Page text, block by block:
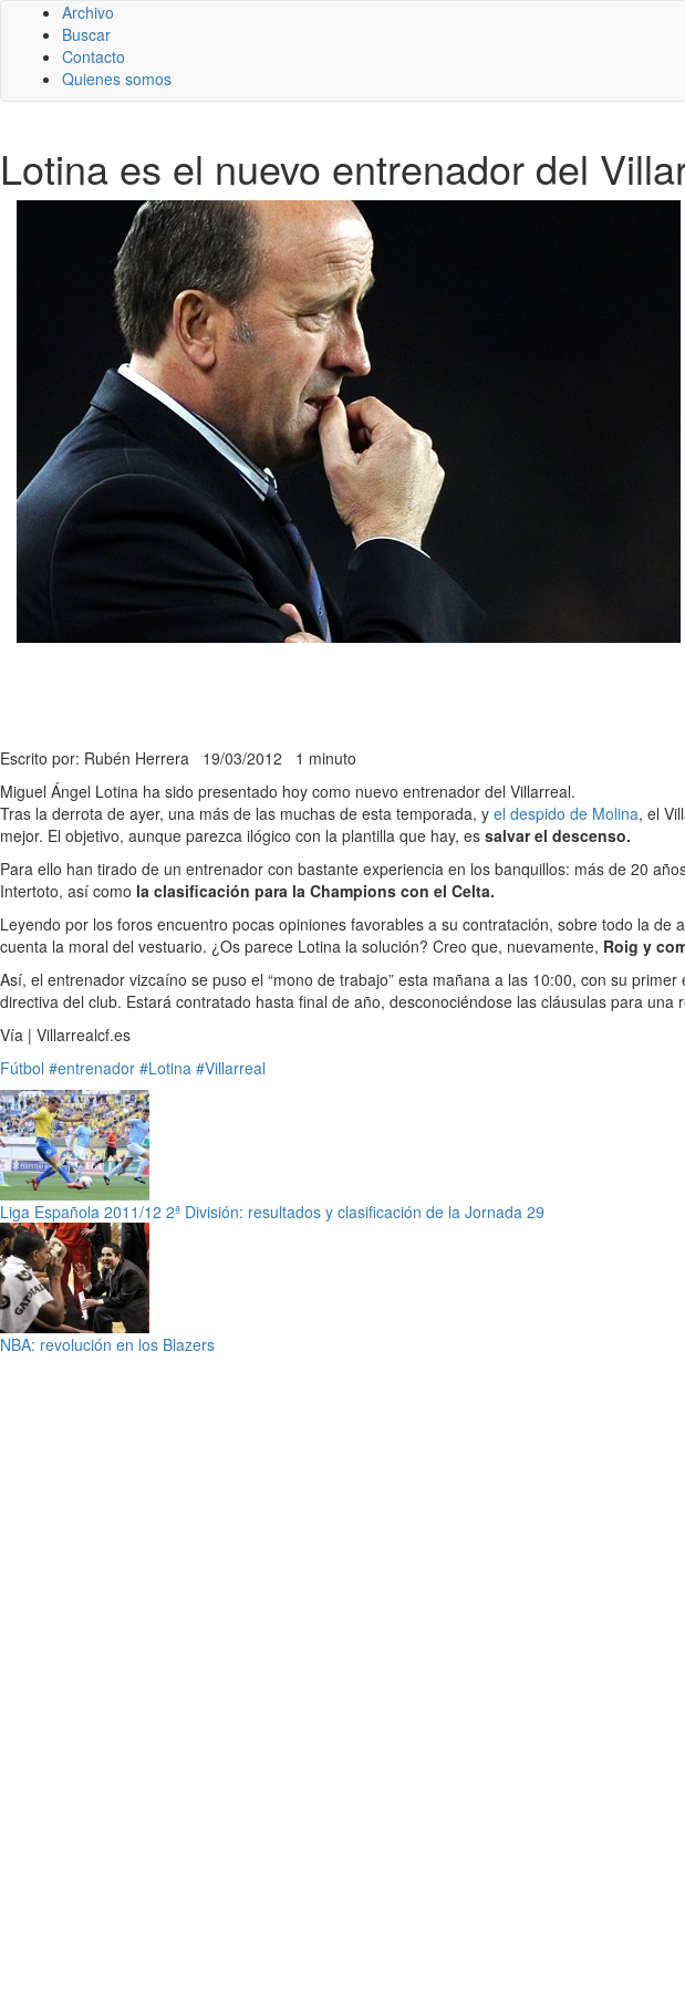
Archivo
Buscar
Contacto
Quienes somos
Lotina es el nuevo entrenador del
Escrito por: Rubén Herrera 19/03/2012 1 minuto
Miguel Ángel Lotina ha sido presentado hoy como nuevo entrenador del Villarreal.
Tras la derrota de ayer, una más de las muchas de esta temporada, y el despido de Molina, el
mejor. El objetivo, aunque parezca ilógico con la plantilla que hay, es salvar el descenso.
Para ello han tirado de un entrenador con bastante experiencia en los banquillos: más de 20
Intertoto, así como la clasificación para la Champions con el Celta.
Leyendo por los foros encuentro pocas opiniones favorables a su contratación, sobre todo la
cuenta la moral del vestuario. ¿Os parece Lotina la solución? Creo que, nuevamente, Roig y
Así, el entrenador vizcaíno se puso el “mono de trabajo” esta mañana a las 10:00, con su
directiva del club. Estará contratado hasta final de año, desconociéndose las cláusulas para una
Vía | Villarrealcf.es
Fútbol #entrenador #Lotina #Villarreal
Liga Española 2011/12 2ª División: resultados y clasificación de la Jornada 29
NBA: revolución en los Blazers